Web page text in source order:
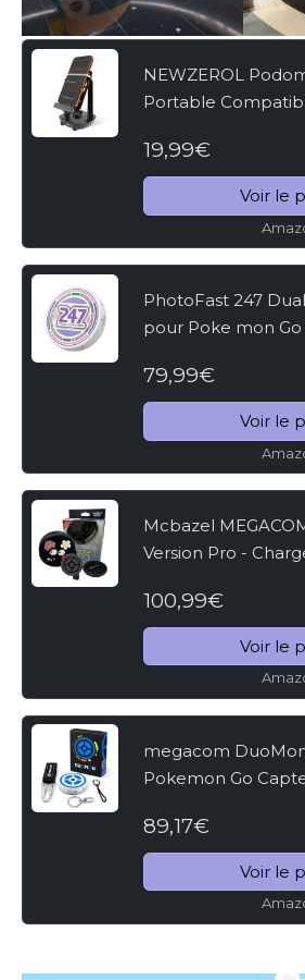
NEWZEROL
Portable
Plus,[Œufs à
Copains][Version
Équipement...
19,99€
Voir le
PhotoFast 247
pour Poke mon
Tapotement/
Automatique,
de Plus...
79,99€
Voir le
Mcbazel
Version Pro -
Automatique/Dual
Bluetooth pour
100,99€
Voir le
megacom
Pokemon Go
Rapide, Fonction
et reconnexion
89,17€
Voir le